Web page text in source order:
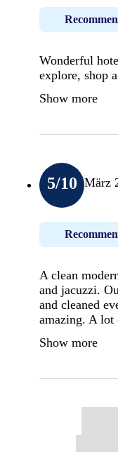
Wonderful
explore, shop
Show more
5/10 März
A clean
and jacuzzi.
and cleaned
amazing. A lot
Show more